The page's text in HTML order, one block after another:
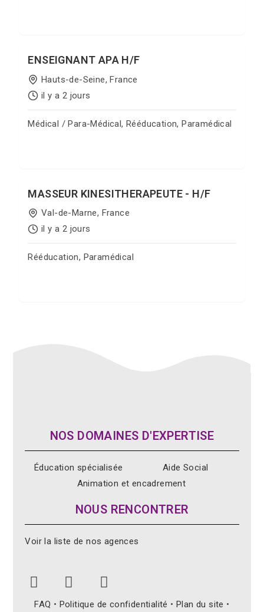
ENSEIGNANT APA H/F
Hauts-de-Seine, France
il y a 2 jours
Médical / Para-Médical, Rééducation, Paramédical
MASSEUR KINESITHERAPEUTE - H/F
Val-de-Marne, France
il y a 2 jours
Rééducation, Paramédical
NOS DOMAINES D'EXPERTISE
Éducation spécialisée
Aide Social
Animation et encadrement
NOUS RENCONTRER
Voir la liste de nos agences
FAQ • Politique de confidentialité •Plan du site •